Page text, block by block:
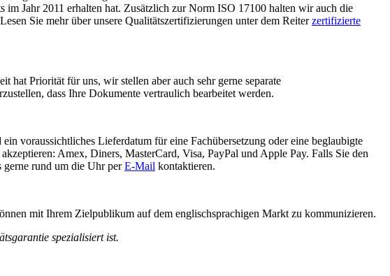
im Jahr 2011 erhalten hat. Zusätzlich zur Norm ISO 17100 halten wir auch die
Sie mehr über unsere Qualitätszertifizierungen unter dem Reiterzertifizierte
hat Priorität für uns, wir stellen aber auch sehr gerne separate
dass Ihre Dokumente vertraulich bearbeitet werden.
voraussichtliches Lieferdatum für eine Fachübersetzung oder eine beglaubigte
Amex, Diners, MasterCard, Visa, PayPal und Apple Pay. Falls Sie den
gerne rund um die Uhr perE-Mail kontaktieren.
mit Ihrem Zielpublikum auf dem englischsprachigen Markt zu kommunizieren.
spezialisiert ist.